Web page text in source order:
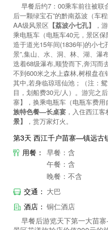
早餐后约7：00乘车前往被联
后一颗绿宝石”的黔南荔波（车
AA级风景区 【荔波小七孔】
，
乘电瓶车（电瓶车40元，景区
造于道光15年间(1836年)的小七
景”,集山、水、洞、林、湖、瀑
迭着68级瀑布,顺贽而下,奔泻而
不到600米之水上森林,树根盘
其中,若身临琼瑶仙池；（注：
目，划船费30元/人）。游完之
寨】，换乘电瓶车（电瓶车费
族特色餐—长桌宴 ，入住西江
景】
，赏万家灯火。
第3天 西江千户苗寨—镇远
用餐： 早餐：含
午餐：含
晚餐：不含
交通： 大巴
酒店： 铜仁酒店
早餐后游览天下第一大苗